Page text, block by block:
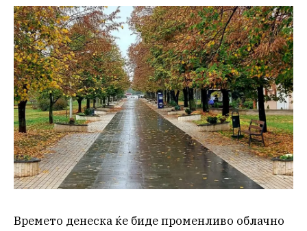
Времето денеска ќе биде променливо облачно